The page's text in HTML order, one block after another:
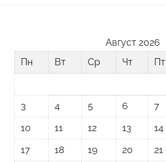
Август 2026
Пн
Вт Ср Чт Пт
3
4 5 6 7
10
11 12 13 14
17
18 19 20 21